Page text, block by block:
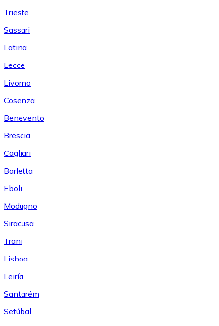
Trieste
Sassari
Latina
Lecce
Livorno
Cosenza
Benevento
Brescia
Cagliari
Barletta
Eboli
Modugno
Siracusa
Trani
Lisboa
Leiría
Santarém
Setúbal